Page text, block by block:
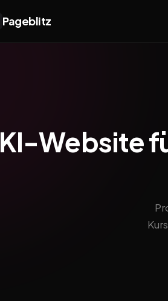
Pageblitz
KI-Website